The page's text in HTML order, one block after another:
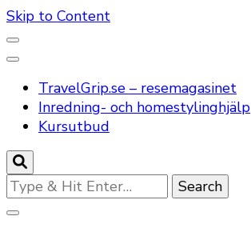
Skip to Content
TravelGrip.se – resemagasinet
Inredning- och homestylinghjälp
Kursutbud
Looking
for
Something?